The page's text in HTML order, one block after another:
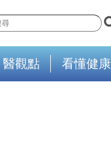
醫觀點 看懂健康